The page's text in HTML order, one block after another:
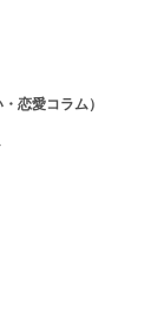
恋愛コラム）